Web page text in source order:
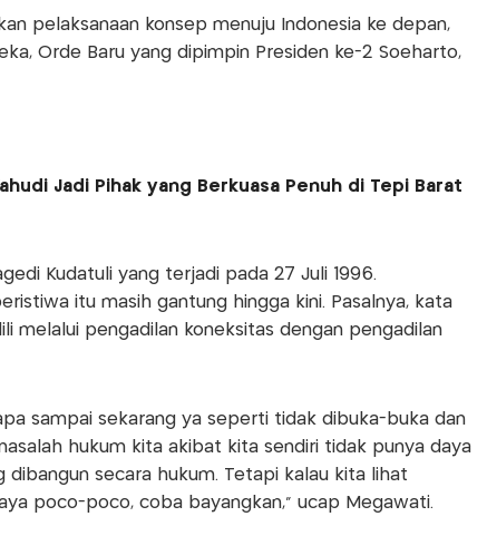
pelaksanaan konsep menuju Indonesia ke depan,
Orde Baru yang dipimpin Presiden ke-2 Soeharto,
Jadi Pihak yang Berkuasa Penuh di Tepi Barat
Kudatuli yang terjadi pada 27 Juli 1996.
itu masih gantung hingga kini. Pasalnya, kata
melalui pengadilan koneksitas dengan pengadilan
sampai sekarang ya seperti tidak dibuka-buka dan
hukum kita akibat kita sendiri tidak punya daya
dibangun secara hukum. Tetapi kalau kita lihat
poco-poco, coba bayangkan," ucap Megawati.